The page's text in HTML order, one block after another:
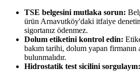
TSE belgesini mutlaka sorun:
ürün Arnavutköy'daki itfaiye
sigortanız ödenmez.
Dolum etiketini kontrol edin:
bakım tarihi, dolum yapan firmanın
bulunmalıdır.
Hidrostatik test sicilini sorgulayın: